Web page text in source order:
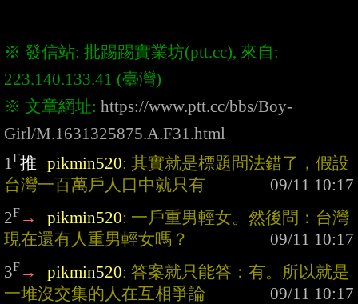
※ 發信站: 批踢踢實業坊(ptt.cc), 來自:
※ 文章網址: https://www.ptt.cc/bbs/Boy-
Girl/M.1631325875.A.F31.html
1F推 pikmin520: 其實就是標題問法錯了，假設
台灣一百萬戶人口中就只有
2F → pikmin520: 一戶重男輕女。然後問：台灣
現在還有人重男輕女嗎？
3F → pikmin520: 答案就只能答：有。所以就是
一堆沒交集的人在互相爭論